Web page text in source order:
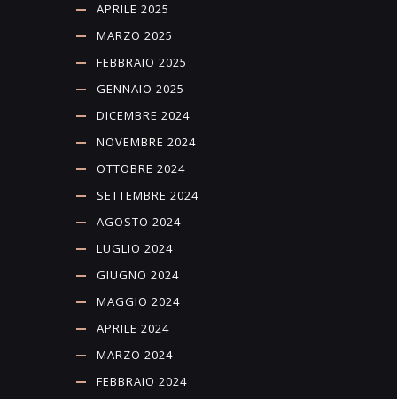
APRILE 2025
MARZO 2025
FEBBRAIO 2025
GENNAIO 2025
DICEMBRE 2024
NOVEMBRE 2024
OTTOBRE 2024
SETTEMBRE 2024
AGOSTO 2024
LUGLIO 2024
GIUGNO 2024
MAGGIO 2024
APRILE 2024
MARZO 2024
FEBBRAIO 2024